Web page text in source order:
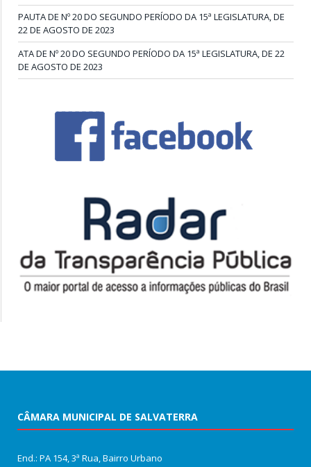
PAUTA DE Nº 20 DO SEGUNDO PERÍODO DA 15ª LEGISLATURA, DE
22 DE AGOSTO DE 2023
ATA DE Nº 20 DO SEGUNDO PERÍODO DA 15ª LEGISLATURA, DE 22
DE AGOSTO DE 2023
CÂMARA MUNICIPAL DE SALVATERRA
End.: PA 154, 3ª Rua, Bairro Urbano